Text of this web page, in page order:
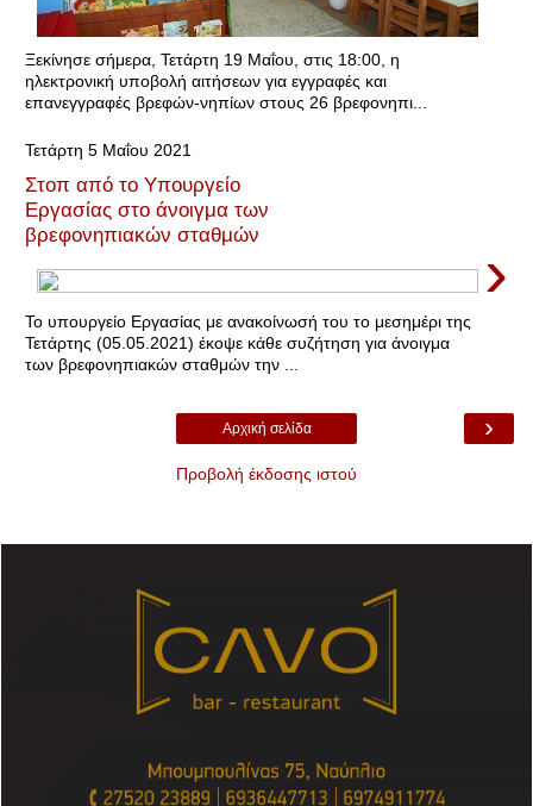
Ξεκίνησε σήμερα, Τετάρτη 19 Μαΐου, στις 18:00, η
ηλεκτρονική υποβολή αιτήσεων για εγγραφές και
επανεγγραφές βρεφών-νηπίων στους 26 βρεφονηπι...
Τετάρτη 5 Μαΐου 2021
Στοπ από το Υπουργείο
Εργασίας στο άνοιγμα των
βρεφονηπιακών σταθμών
›
Το υπουργείο Εργασίας με ανακοίνωσή του το μεσημέρι της
Τετάρτης (05.05.2021) έκοψε κάθε συζήτηση για άνοιγμα
των βρεφονηπιακών σταθμών την ...
›
Αρχική σελίδα
Προβολή έκδοσης ιστού